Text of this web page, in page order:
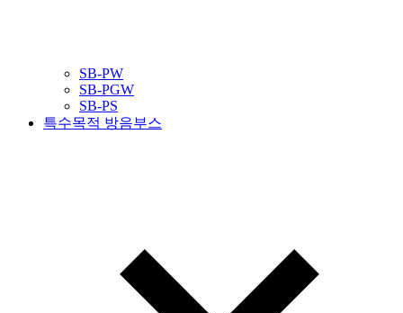
SB-PW
SB-PGW
SB-PS
특수목적 방음부스